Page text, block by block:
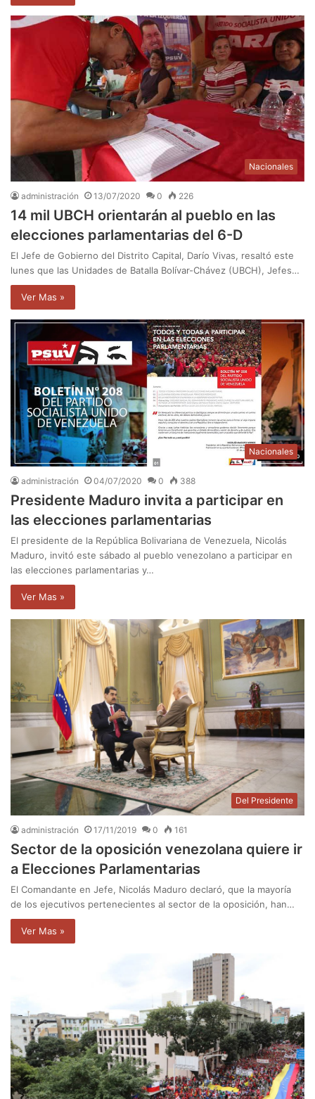
Nacionales
administración 13/07/2020 0 226
14 mil UBCH orientarán al pueblo en las
elecciones parlamentarias del 6-D
El Jefe de Gobierno del Distrito Capital, Darío Vivas, resaltó este
lunes que las Unidades de Batalla Bolívar-Chávez (UBCH), Jefes…
Ver Mas »
Nacionales
administración 04/07/2020 0 388
Presidente Maduro invita a participar en
las elecciones parlamentarias
El presidente de la República Bolivariana de Venezuela, Nicolás
Maduro, invitó este sábado al pueblo venezolano a participar en
las elecciones parlamentarias y…
Ver Mas »
Del Presidente
administración 17/11/2019 0 161
Sector de la oposición venezolana quiere ir
a Elecciones Parlamentarias
El Comandante en Jefe, Nicolás Maduro declaró, que la mayoría
de los ejecutivos pertenecientes al sector de la oposición, han…
Ver Mas »